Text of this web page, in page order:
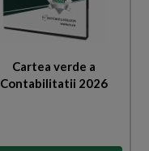
Cartea verde a
Contabilitatii 2026